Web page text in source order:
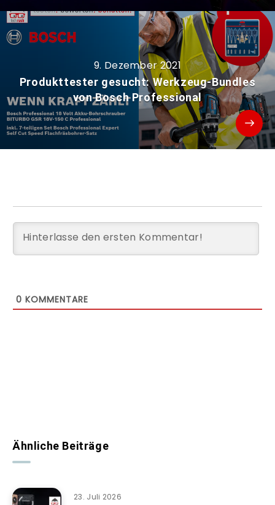
9. Dezember 2021
Produkttester gesucht: Werkzeug-Bundles
von Bosch Professional
0 KOMMENTARE
Ähnliche Beiträge
23. Juli 2026